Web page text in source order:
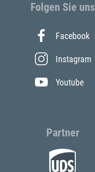
Folgen Sie uns
Facebook
Instagram
Youtube
Partner